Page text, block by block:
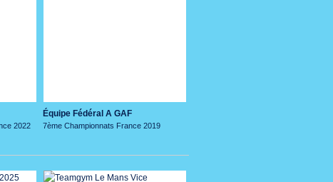
2022
Équipe Fédéral A GAF
7ème Championnats France 2019